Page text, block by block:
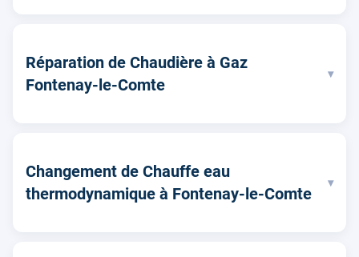
Réparation de Chaudière à Gaz
Fontenay-le-Comte
▾
Changement de Chauffe eau
thermodynamique à Fontenay-le-Comte
▾